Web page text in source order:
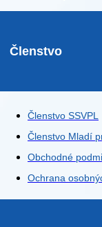
Členstvo
Členstvo SSVPL
Členstvo Mladí
Obchodné
Ochrana